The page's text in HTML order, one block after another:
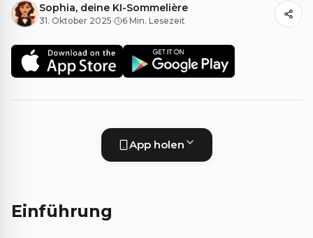
Sophia, deine KI-Sommelière
31. Oktober 2025· 6 Min. Lesezeit
App holen
Einführung